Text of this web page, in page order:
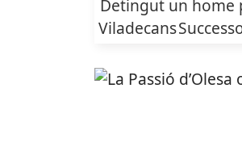
Detingut un home
Viladecans